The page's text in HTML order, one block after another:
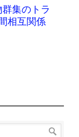
集のトラ
相互関係